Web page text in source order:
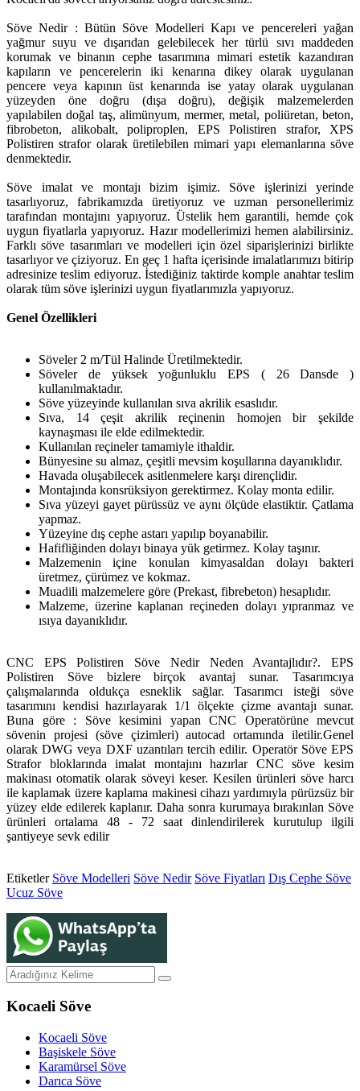
Söve Nedir : Bütün Söve Modelleri Kapı ve pencereleri yağan
yağmur suyu ve dışarıdan gelebilecek her türlü sıvı maddeden
korumak ve binanın cephe tasarımına mimari estetik kazandıran
kapıların ve pencerelerin iki kenarına dikey olarak uygulanan
pencere veya kapının üst kenarında ise yatay olarak uygulanan
yüzeyden öne doğru (dışa doğru), değişik malzemelerden
yapılabilen doğal taş, alimünyum, mermer, metal, poliüretan, beton,
fibrobeton, alikobalt, poliproplen, EPS Polistiren strafor, XPS
Polistiren strafor olarak üretilebilen mimari yapı elemanlarına söve
denmektedir.
Söve imalat ve montajı bizim işimiz. Söve işlerinizi yerinde
tasarlıyoruz, fabrikamızda üretiyoruz ve uzman personellerimiz
tarafından montajını yapıyoruz. Üstelik hem garantili, hemde çok
uygun fiyatlarla yapıyoruz. Hazır modellerimizi hemen alabilirsiniz.
Farklı söve tasarımları ve modelleri için özel siparişlerinizi birlikte
tasarlıyor ve çiziyoruz. En geç 1 hafta içerisinde imalatlarımızı bitirip
adresinize teslim ediyoruz. İstediğiniz taktirde komple anahtar teslim
olarak tüm söve işlerinizi uygun fiyatlarımızla yapıyoruz.
Genel Özellikleri
Söveler 2 m/Tül Halinde Üretilmektedir.
Söveler de yüksek yoğunluklu EPS ( 26 Dansde )
kullanılmaktadır.
Söve yüzeyinde kullanılan sıva akrilik esaslıdır.
Sıva, 14 çeşit akrilik reçinenin homojen bir şekilde
kaynaşması ile elde edilmektedir.
Kullanılan reçineler tamamiyle ithaldir.
Bünyesine su almaz, çeşitli mevsim koşullarına dayanıklıdır.
Havada oluşabilecek asitlenmelere karşı dirençlidir.
Montajında konsrüksiyon gerektirmez. Kolay monta edilir.
Sıva yüzeyi gayet pürüssüz ve aynı ölçüde elastiktir. Çatlama
yapmaz.
Yüzeyine dış cephe astarı yapılıp boyanabilir.
Hafifliğinden dolayı binaya yük getirmez. Kolay taşınır.
Malzemenin içine konulan kimyasaldan dolayı bakteri
üretmez, çürümez ve kokmaz.
Muadili malzemelere göre (Prekast, fibrebeton) hesaplıdır.
Malzeme, üzerine kaplanan reçineden dolayı yıpranmaz ve
ısıya dayanıklıdır.
CNC EPS Polistiren Söve Nedir Neden Avantajlıdır?. EPS
Polistiren Söve bizlere birçok avantaj sunar. Tasarımcıya
çalışmalarında oldukça esneklik sağlar. Tasarımcı isteği söve
tasarımını kendisi hazırlayarak 1/1 ölçekte çizme avantajı sunar.
Buna göre : Söve kesimini yapan CNC Operatörüne mevcut
sövenin projesi (söve çizimleri) autocad ortamında iletilir.Genel
olarak DWG veya DXF uzantıları tercih edilir. Operatör Söve EPS
Strafor bloklarında imalat montajını hazırlar CNC söve kesim
makinası otomatik olarak söveyi keser. Kesilen ürünleri söve harcı
ile kaplamak üzere kaplama makinesi cihazı yardımıyla pürüzsüz bir
yüzey elde edilerek kaplanır. Daha sonra kurumaya bırakınlan Söve
ürünleri ortalama 48 - 72 saat dinlendirilerek kurutulup ilgili
şantiyeye sevk edilir
Etiketler Söve Modelleri Söve Nedir Söve Fiyatları Dış Cephe Söve
Ucuz Söve
Kocaeli Söve
Kocaeli Söve
Başiskele Söve
Karamürsel Söve
Darıca Söve